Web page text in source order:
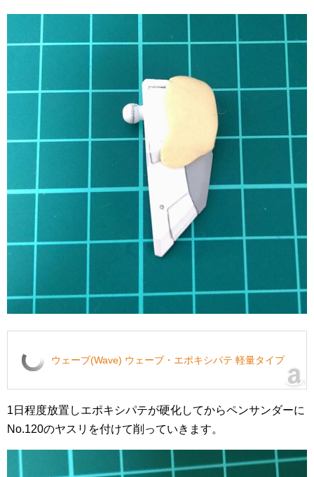
ウェーブ(Wave) ウェーブ・エポキシパテ 軽量タイプ
1日程度放置しエポキシパテが硬化してからペンサンダーに
No.120のヤスリを付けて削っていきます。